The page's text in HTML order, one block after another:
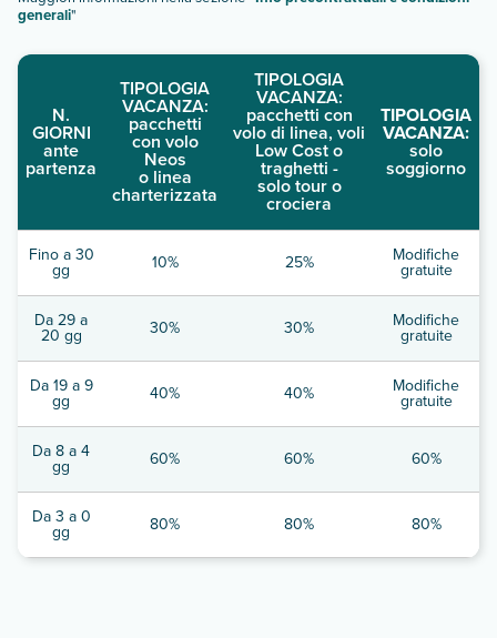
generali"
N.
GIORNI
ante
partenza
TIPOLOGIA
VACANZA:
pacchetti
con volo
Neos
o linea
charterizzata
TIPOLOGIA
VACANZA:
pacchetti con
volo di linea, voli
Low Cost o
traghetti -
solo tour o
crociera
TIPOLOGIA
VACANZA:
solo
soggiorno
Fino a 30
gg 10% 25% Modifiche
gratuite
Da 29 a
20 gg 30% 30% Modifiche
gratuite
Da 19 a 9
gg 40% 40% Modifiche
gratuite
Da 8 a 4
gg 60% 60% 60%
Da 3 a 0
gg 80% 80% 80%